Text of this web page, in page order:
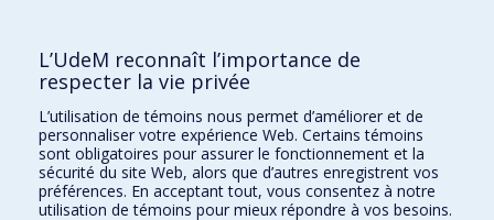
Comment soutenir le Département?
BESOIN D'AIDE?
Plan du site
Signaler une erreur
Accessibilité
L’UdeM reconnaît l’importance de
respecter la vie privée
L’utilisation de témoins nous permet d’améliorer et de
personnaliser votre expérience Web. Certains témoins
sont obligatoires pour assurer le fonctionnement et la
sécurité du site Web, alors que d’autres enregistrent vos
préférences. En acceptant tout, vous consentez à notre
utilisation de témoins pour mieux répondre à vos besoins.